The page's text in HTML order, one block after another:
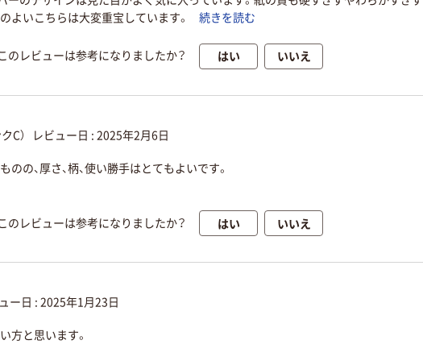
よいこちらは大変重宝しています。
続きを読む
のレビューは参考になりましたか？ はい いいえ
C） レビュー日 : 2025年2月6日
の、厚さ、柄、使い勝手はとてもよいです。
のレビューは参考になりましたか？ はい いいえ
ー日 :2025年1月23日
方と思います。